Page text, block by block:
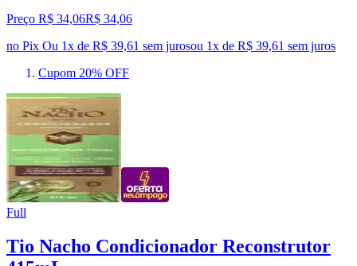
Preço R$ 34,06R$ 34,06
no Pix Ou 1x de R$ 39,61 sem jurosou 1x de R$ 39,61 sem juros
Cupom 20% OFF
Full
Tio Nacho Condicionador Reconstrutor